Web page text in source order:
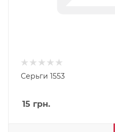
Серьги 1553
15 грн.